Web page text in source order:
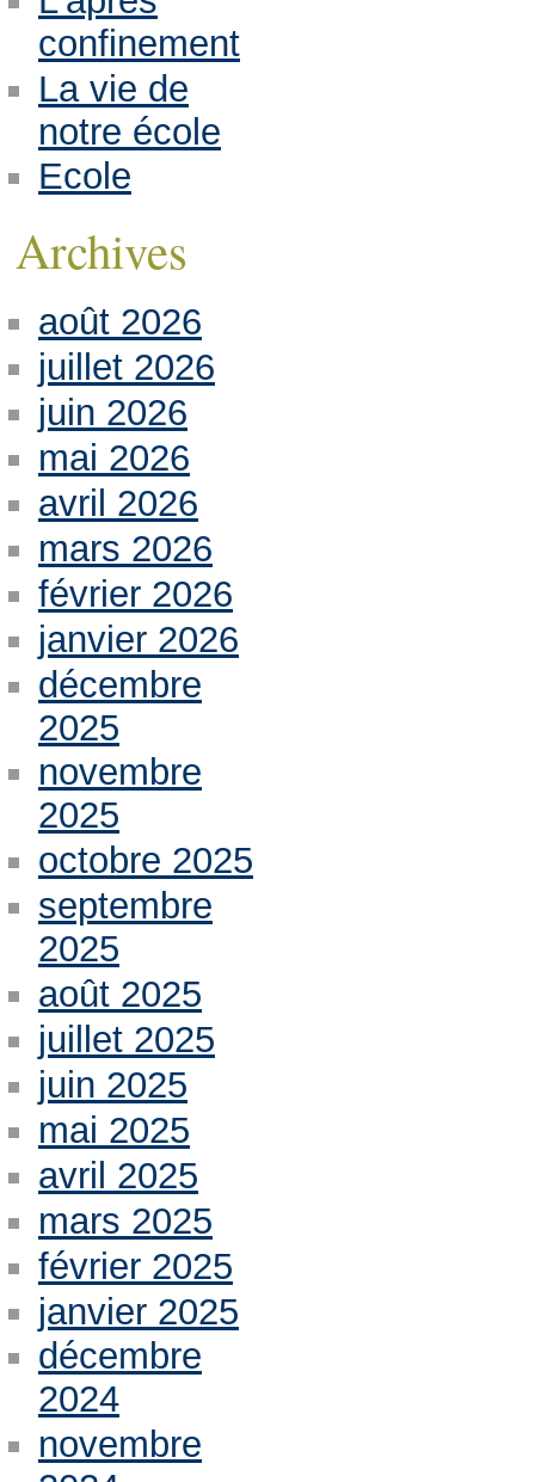
confinement
La vie de
notre école
Ecole
Archives
août 2026
juillet 2026
juin 2026
mai 2026
avril 2026
mars 2026
février 2026
janvier 2026
décembre
2025
novembre
2025
octobre 2025
septembre
2025
août 2025
juillet 2025
juin 2025
mai 2025
avril 2025
mars 2025
février 2025
janvier 2025
décembre
2024
novembre